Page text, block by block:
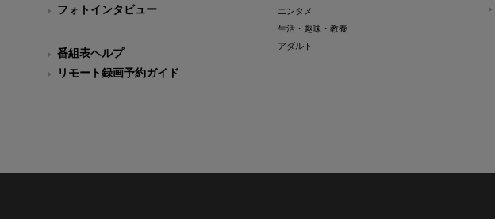
フォトインタビュー
番組表ヘルプ
リモート録画予約ガイド
エンタメ
生活・趣味・教養
アダルト